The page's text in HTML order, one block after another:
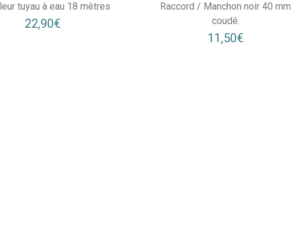
tuyau à eau 18 mètres
22,90€
Raccord / Manchon noir 40 mm
coudé.
11,50€